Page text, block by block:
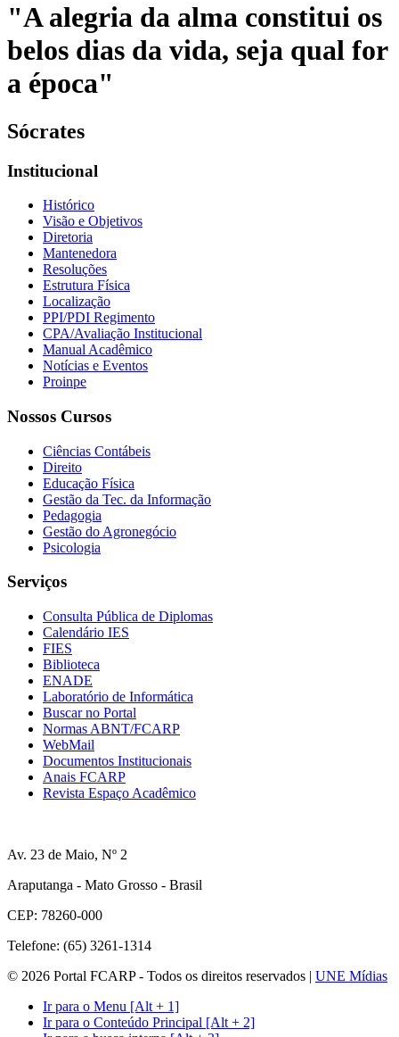
"A alegria da alma constitui os
belos dias da vida, seja qual for
a época"
Sócrates
Institucional
Histórico
Visão e Objetivos
Diretoria
Mantenedora
Resoluções
Estrutura Física
Localização
PPI/PDI Regimento
CPA/Avaliação Institucional
Manual Acadêmico
Notícias e Eventos
Proinpe
Nossos Cursos
Ciências Contábeis
Direito
Educação Física
Gestão da Tec. da Informação
Pedagogia
Gestão do Agronegócio
Psicologia
Serviços
Consulta Pública de Diplomas
Calendário IES
FIES
Biblioteca
ENADE
Laboratório de Informática
Buscar no Portal
Normas ABNT/FCARP
WebMail
Documentos Institucionais
Anais FCARP
Revista Espaço Acadêmico
Av. 23 de Maio, Nº 2
Araputanga - Mato Grosso - Brasil
CEP: 78260-000
Telefone: (65) 3261-1314
© 2026 Portal FCARP - Todos os direitos reservados | UNE Mídias
Ir para o Menu [Alt + 1]
Ir para o Conteúdo Principal [Alt + 2]